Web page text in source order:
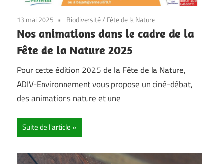
13 mai 2025 Biodiversité/ Fête de la Nature
Nos animations dans le cadre de la
Fête de la Nature 2025
Pour cette édition 2025 de la Fête de la Nature,
ADIV-Environnement vous propose un ciné-débat,
des animations nature et une
Suite de l'article